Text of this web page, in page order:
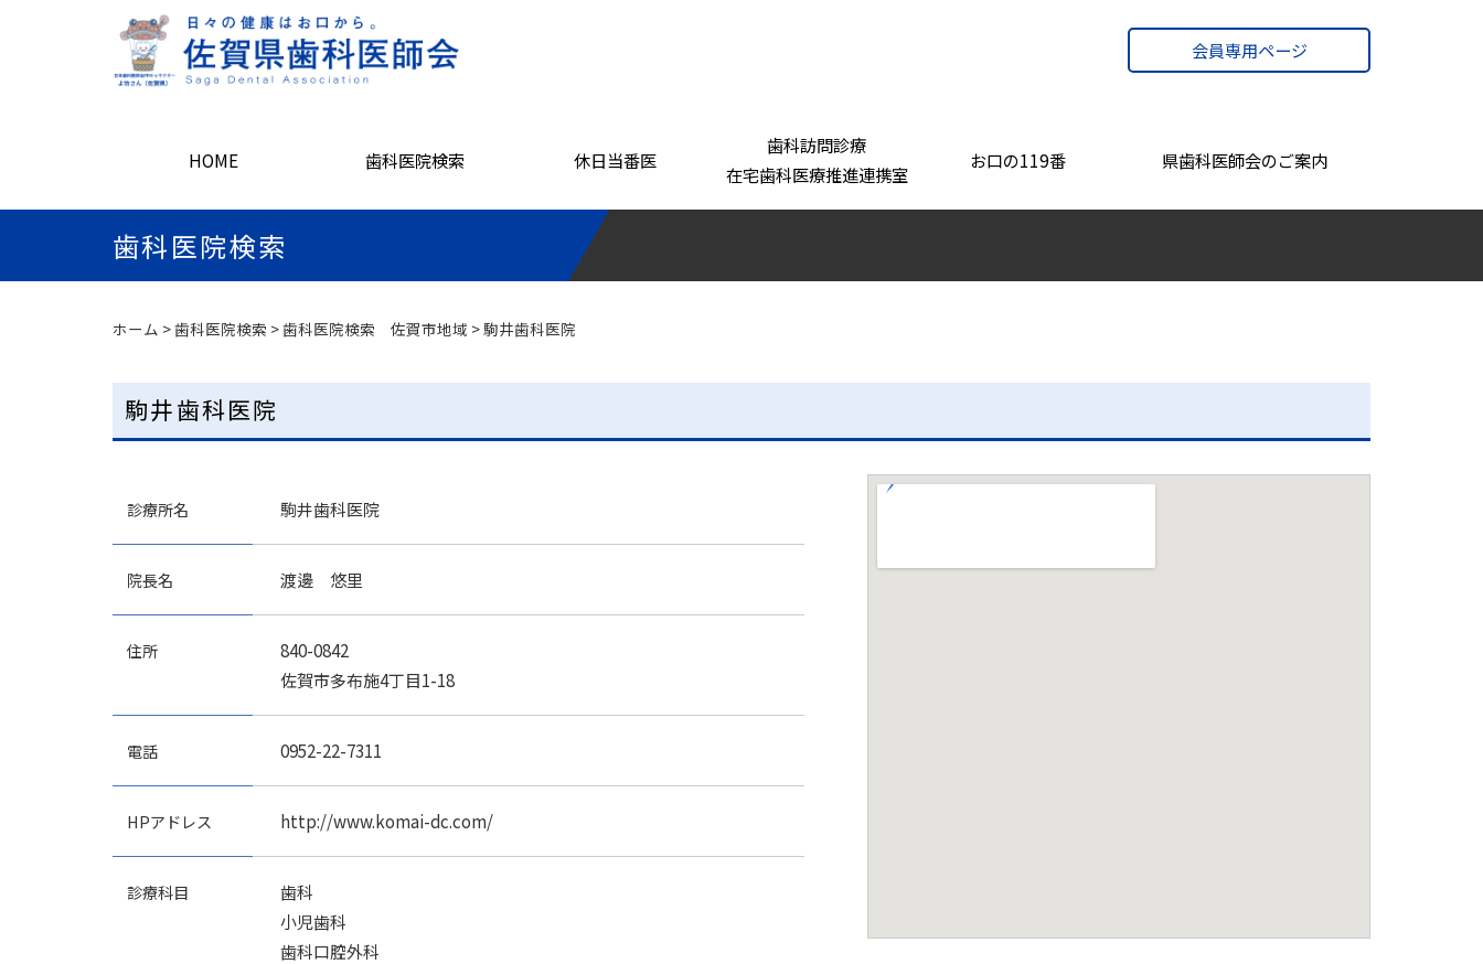
会員専用ページ
HOME 歯科医院検索 休日当番医
歯科訪問診療
在宅歯科医療推進連携室
お口の119番 県歯科医師会のご案内
基本理念
医会
歯科医院検索
ホーム >歯科医院検索 >歯科医院検索 佐賀市地域 > 駒井歯科医院
駒井歯科医院
診療所名 駒井歯科医院
院長名 渡邊 悠里
住所
840-0842
佐賀市多布施4丁目1-18
電話 0952-22-7311
HPアドレス http://www.komai-dc.com/
診療科目
歯科
小児歯科
歯科口腔外科